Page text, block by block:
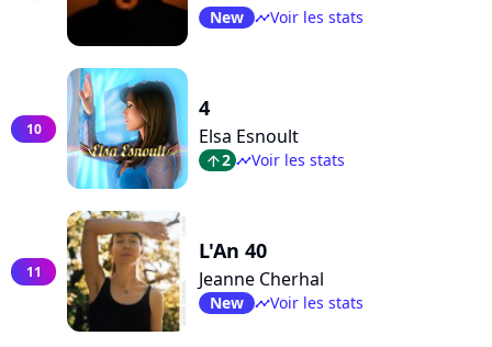
New timelineVoir les stats
10
4
Elsa Esnoult
arrow_top2 timelineVoir les stats
11
L'An 40
Jeanne Cherhal
New timelineVoir les stats